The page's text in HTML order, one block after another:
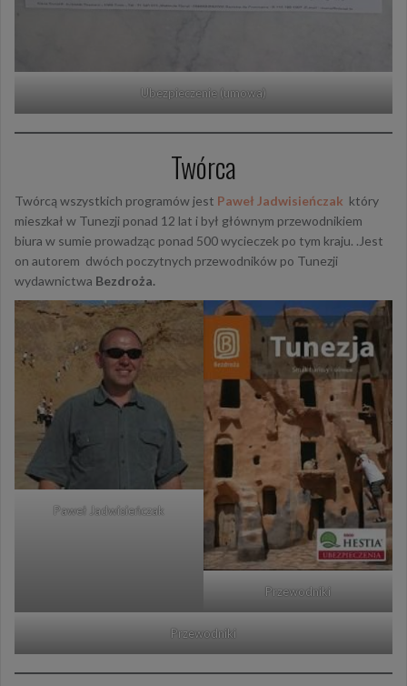
Ubezpieczenie (umowa)
Twórca
Twórcą wszystkich programów jest Paweł Jadwisieńczak który
mieszkał w Tunezji ponad 12 lat i był głównym przewodnikiem
biura w sumie prowadząc ponad 500 wycieczek po tym kraju. .Jest
on autorem dwóch poczytnych przewodników po Tunezji
wydawnictwa Bezdroża.
Paweł Jadwisieńczak
Przewodniki
Przewodniki